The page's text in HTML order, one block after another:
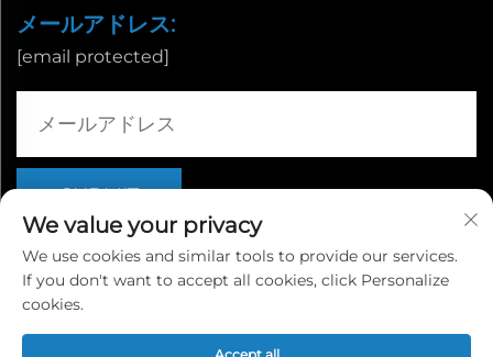
メールアドレス:
[email protected]
Copyright © 山東省臨沂市栄誠国際貿易有限公司 |プライバシー
We value your privacy
We use cookies and similar tools to provide our services.
If you don't want to accept all cookies, click Personalize
cookies.